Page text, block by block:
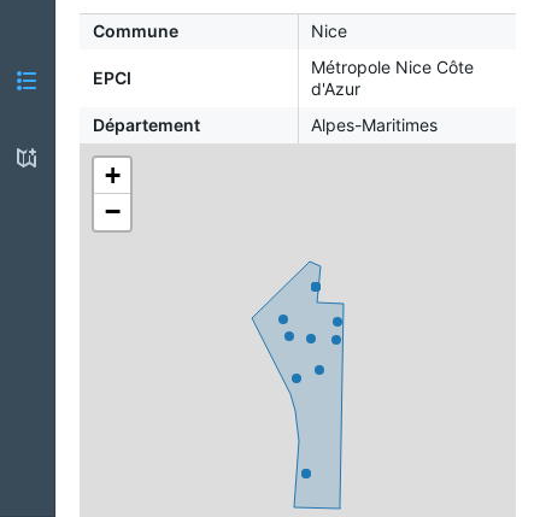
Commune Nice
EPCI
Métropole Nice Côte
d'Azur
Département
Alpes-Maritimes
+
−